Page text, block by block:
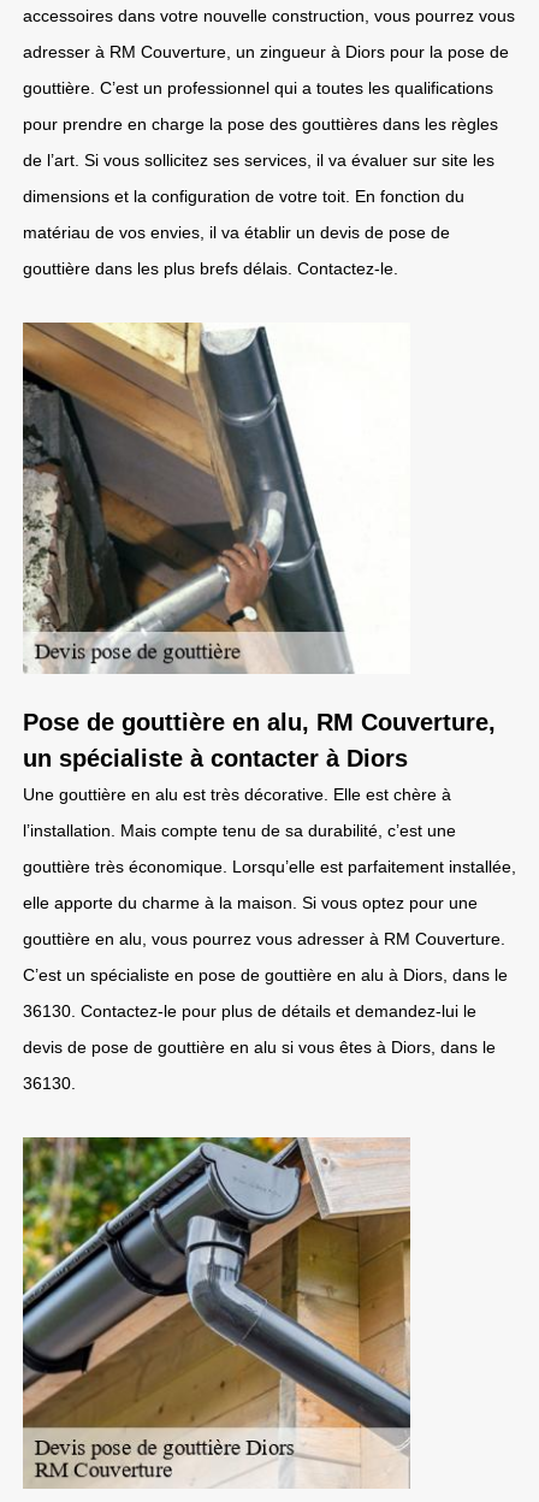
accessoires dans votre nouvelle construction, vous pourrez vous
adresser à RM Couverture, un zingueur à Diors pour la pose de
gouttière. C’est un professionnel qui a toutes les qualifications
pour prendre en charge la pose des gouttières dans les règles
de l’art. Si vous sollicitez ses services, il va évaluer sur site les
dimensions et la configuration de votre toit. En fonction du
matériau de vos envies, il va établir un devis de pose de
gouttière dans les plus brefs délais. Contactez-le.
Pose de gouttière en alu, RM Couverture,
un spécialiste à contacter à Diors
Une gouttière en alu est très décorative. Elle est chère à
l’installation. Mais compte tenu de sa durabilité, c’est une
gouttière très économique. Lorsqu’elle est parfaitement installée,
elle apporte du charme à la maison. Si vous optez pour une
gouttière en alu, vous pourrez vous adresser à RM Couverture.
C’est un spécialiste en pose de gouttière en alu à Diors, dans le
36130. Contactez-le pour plus de détails et demandez-lui le
devis de pose de gouttière en alu si vous êtes à Diors, dans le
36130.